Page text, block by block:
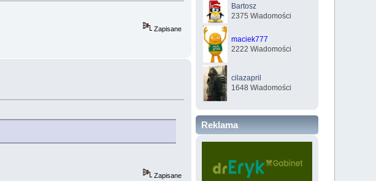
Zapisane
Zapisane
Bartosz
2375 Wiadomości
maciek777
2222 Wiadomości
cilazapril
1648 Wiadomości
Reklama